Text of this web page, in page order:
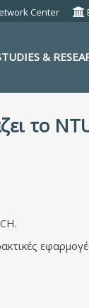
Center
&
το